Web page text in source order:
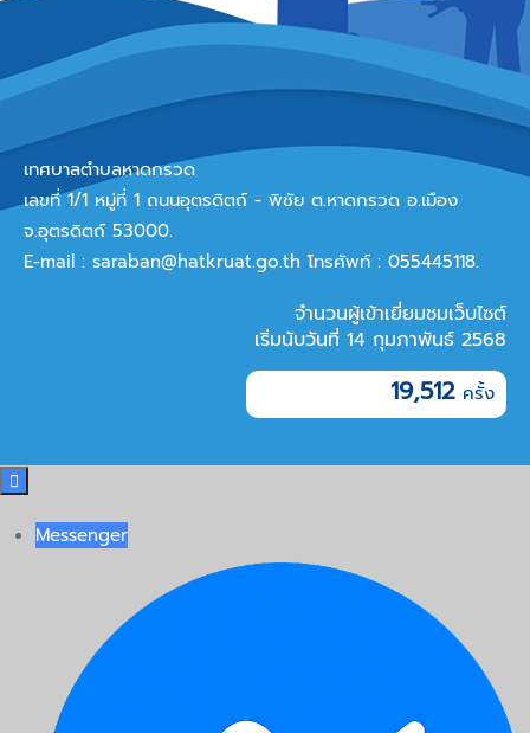
เทศบาลตำบลหาดกรวด
เลขที่ 1/1 หมู่ที่ 1 ถนนอุตรดิตถ์ - พิชัย ต.หาดกรวด อ.เมือง
จ.อุตรดิตถ์ 53000.
E-mail : saraban@hatkruat.go.th โทรศัพท์ : 055445118.
จำนวนผู้เข้าเยี่ยมชมเว็บไซต์
เริ่มนับวันที่ 14 กุมภาพันธ์ 2568
19,512

Messenger